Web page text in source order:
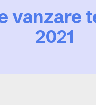
vanzare
2021